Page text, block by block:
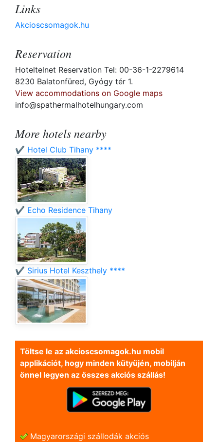
Links
Akcioscsomagok.hu
Reservation
Hoteltelnet Reservation Tel: 00-36-1-2279614
8230 Balatonfüred, Gyógy tér 1.
View accommodations on Google maps
info@spathermalhotelhungary.com
More hotels nearby
✔️ Hotel Club Tihany ****
✔️ Echo Residence Tihany
✔️ Sirius Hotel Keszthely ****
Töltse le az akcioscsomagok.hu mobil
applikációt, hogy minden kütyüjén, mobilján
önnel legyen az összes akciós szállás!
Magyarországi szállodák akciós